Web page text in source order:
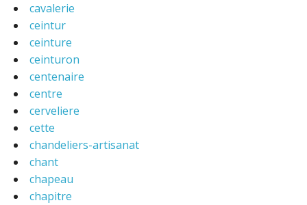
cavalerie
ceintur
ceinture
ceinturon
centenaire
centre
cerveliere
cette
chandeliers-artisanat
chant
chapeau
chapitre